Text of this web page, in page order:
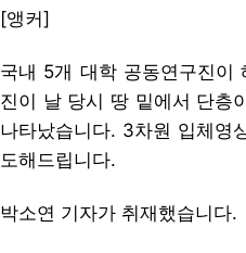
[앵커]
국내 5개 대학 공동연구진이
진이 날 당시 땅 밑에서 단층
나타났습니다. 3차원 입체영
도해드립니다.
박소연 기자가 취재했습니다.